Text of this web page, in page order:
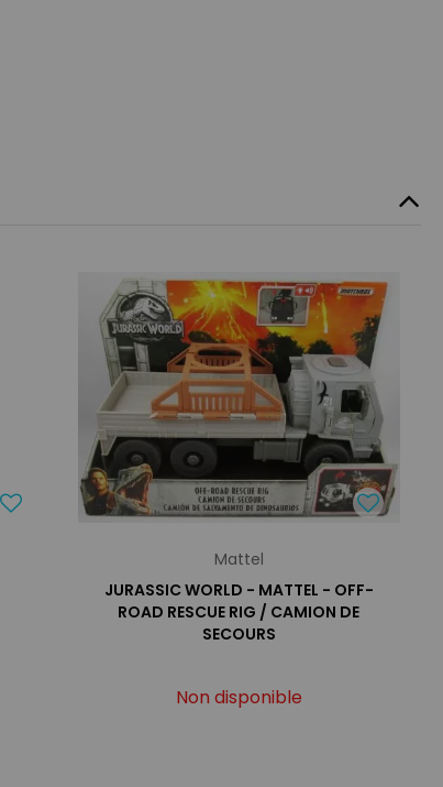
Mattel
JURASSIC WORLD - MATTEL - OFF-
ROAD RESCUE RIG / CAMION DE
SECOURS
Non disponible